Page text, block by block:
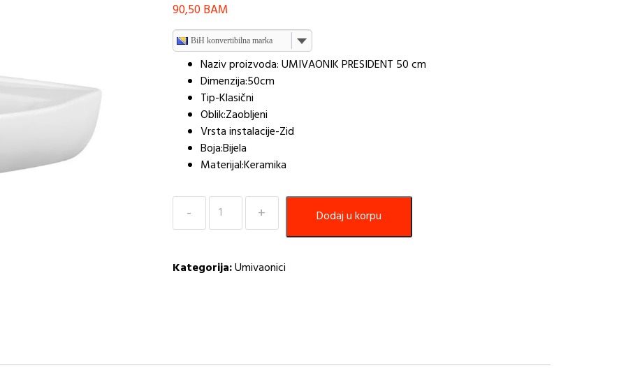
90,50 BAM
BiH konvertibilna marka
Naziv proizvoda: UMIVAONIK PRESIDENT 50 cm
Dimenzija:50cm
Tip-Klasični
Oblik:Zaobljeni
Vrsta instalacije-Zid
Boja:Bijela
Materijal:Keramika
UMIVAONIK
PRESIDENT
R
Dodaj u korpu
Kategorija:Umivaonici